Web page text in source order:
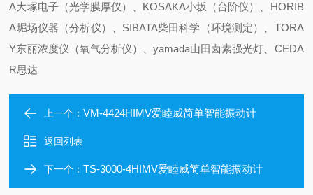
A大塚电子（光学膜厚仪）、KOSAKA小坂（台阶仪）、HORIB
A堀场仪器（分析仪）、SIBATA柴田科学（环境测定）、TORA
Y东丽浓度仪（氧气分析仪）、yamada山田卤素强光灯、CEDA
R思达
上一个：VM-4424HIMV爱睦威简单智能振动计
返回列表
下一个：TS-3000-4HIMV爱睦威简单智能振动计